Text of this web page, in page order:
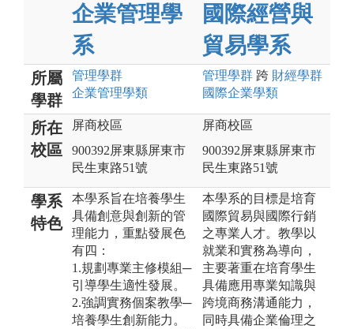
企業管理學
系
國際經營與
貿易學系
所屬
學群
管理學群
企業管理學類
管理學群 跨 財經學群
國際企業學類
所在
校區
屏商校區
900392屏東縣屏東市
民生東路51號
屏商校區
900392屏東縣屏東市
民生東路51號
學系
特色
本學系旨在培養學生
具備創意與創新的管
理能力，重點發展色
有四：
1.規劃專業主修模組─
引導學生適性發展。
2.強調實務個案教學─
培養學生創新能力。
本學系的目標是培育
國際貿易與國際行銷
之專業人才。教學以
就業和實務為導向，
主要著重在培育學生
具備應用專業知識與
跨境商務溝通能力，
同時具備企業倫理之